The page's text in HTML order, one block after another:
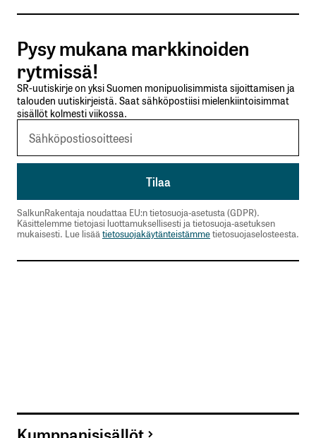
Tilaa SalkunRakentajan uutiskirje
Lähetä kommentti
Pysy mukana markkinoiden
rytmissä!
SR-uutiskirje on yksi Suomen monipuolisimmista sijoittamisen ja
talouden uutiskirjeistä. Saat sähköpostiisi mielenkiintoisimmat
sisällöt kolmesti viikossa.
SalkunRakentaja noudattaa EU:n tietosuoja-asetusta (GDPR).
Käsittelemme tietojasi luottamuksellisesti ja tietosuoja-asetuksen
mukaisesti. Lue lisää tietosuojakäytänteistämmetietosuojaselosteesta.